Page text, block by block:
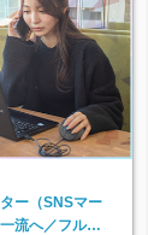
ー（SNSマー
流へ／フルリ